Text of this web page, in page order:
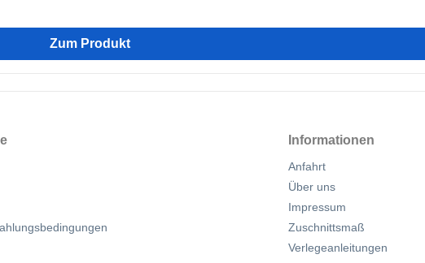
Zum Produkt
Informationen
Anfahrt
Über uns
Impressum
Zuschnittsmaß
Verlegeanleitungen